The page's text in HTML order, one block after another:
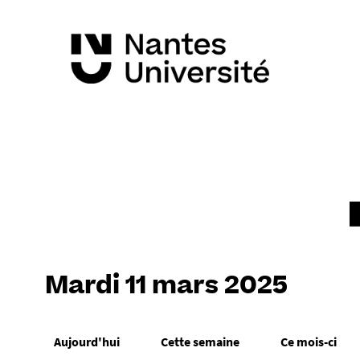
Mardi 11 mars 2025
Aujourd'hui Cette semaine Ce mois-ci